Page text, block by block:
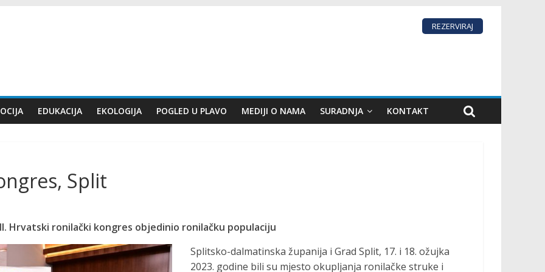
REZERVIRAJ
EDUKACIJA EKOLOGIJA POGLED U PLAVO MEDIJI O NAMA SURADNJA KONTAKT
Split
Hrvatski ronilački kongres objedinio ronilačku populaciju
Splitsko-dalmatinska županija i Grad Split, 17. i 18. ožujka
2023. godine bili su mjesto okupljanja ronilačke struke i